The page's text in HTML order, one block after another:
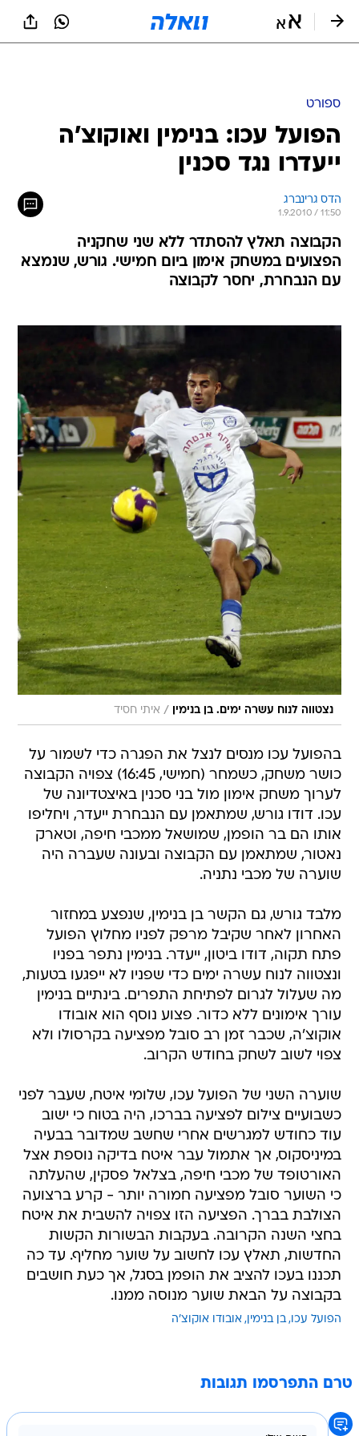
הפועל עכו: בנימין ואוקוצ'ה
ייעדרו נגד סכנין
הדס גרינברג
1.9.2010 / 11:50
הקבוצה תאלץ להסתדר ללא שני שחקניה
הפצועים במשחק אימון ביום חמישי. גורש, שנמצא
עם הנבחרת, יחסר לקבוצה
נצטווה לנוח עשרה ימים. בן בנימין / איתי חסיד
בהפועל עכו מנסים לנצל את הפגרה כדי לשמור על
לערוך משחק אימון מול בני סכנין באיצטדיונה של
עכו. דודו גורש, שמתאמן עם הנבחרת ייעדר, ויחליפו
אותו הם בר הופמן, שמושאל ממכבי חיפה, וטארק
נאטור, שמתאמן עם הקבוצה ובעונה שעברה היה
שוערה של מכבי נתניה.
מלבד גורש, גם הקשר בן בנימין, שנפצע במחזור
פתח תקוה, דודו ביטון, ייעדר. בנימין נתפר בפניו
ונצטווה לנוח עשרה ימים כדי שפניו לא ייפגעו בטעות,
מה שעלול לגרום לפתיחת התפרים. בינתיים בנימין
עורך אימונים ללא כדור. פצוע נוסף הוא אובודו
אוקוצ'ה, שכבר זמן רב סובל מפציעה בקרסולו ולא
צפוי לשוב לשחק בחודש הקרוב.
שוערה השני של הפועל עכו, שלומי איטח, שעבר לפני
עוד כחודש למגרשים אחרי שחשב שמדובר בבעיה
במיניסקוס, אך אתמול עבר איטח בדיקה נוספת אצל
האורטופד של מכבי חיפה, בצלאל פסקין, שהעלתה
כי השוער סובל מפציעה חמורה יותר - קרע ברצועה
הצולבת בברך. הפציעה הזו צפויה להשבית את איטח
בחצי השנה הקרובה. בעקבות הבשורות הקשות
החדשות, תאלץ עכו לחשוב על שוער מחליף. עד כה
תכננו בעכו להציב את הופמן בסגל, אך כעת חושבים
בקבוצה על הבאת שוער מנוסה ממנו.
הפועל עכו בן בנימין אובודו אוקוצ'ה